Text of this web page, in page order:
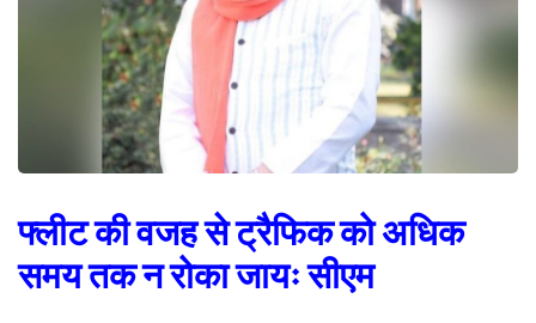
फ्लीट की वजह से ट्रैफिक को अधिक
समय तक न रोका जायः सीएम